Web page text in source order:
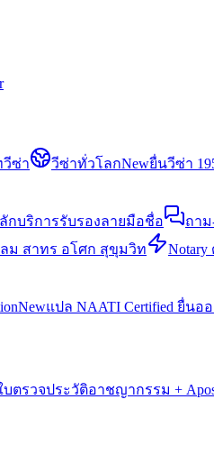
วีซ่า วีซ่าทั่วโลกNewยื่นวีซ่า
กบริการรับรองลายมือชื่อ ถาม
ม สาทร อโศก สุขุมวิท Notary
Newแปล NAATI Certified ยื่นออ
บตรวจประวัติอาชญากรรม +